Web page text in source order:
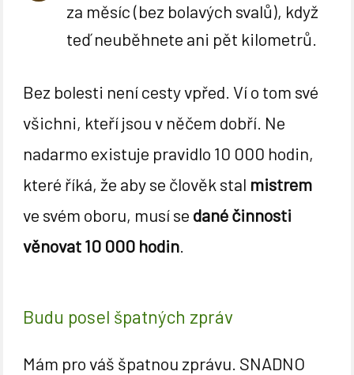
za měsíc (bez bolavých svalů), když
teď neuběhnete ani pět kilometrů.
Bez bolesti není cesty vpřed. Ví o tom své
všichni, kteří jsou v něčem dobří. Ne
nadarmo existuje pravidlo 10 000 hodin,
které říká, že aby se člověk stal mistrem
ve svém oboru, musí se dané činnosti
věnovat 10 000 hodin.
Budu posel špatných zpráv
Mám pro váš špatnou zprávu. SNADNO